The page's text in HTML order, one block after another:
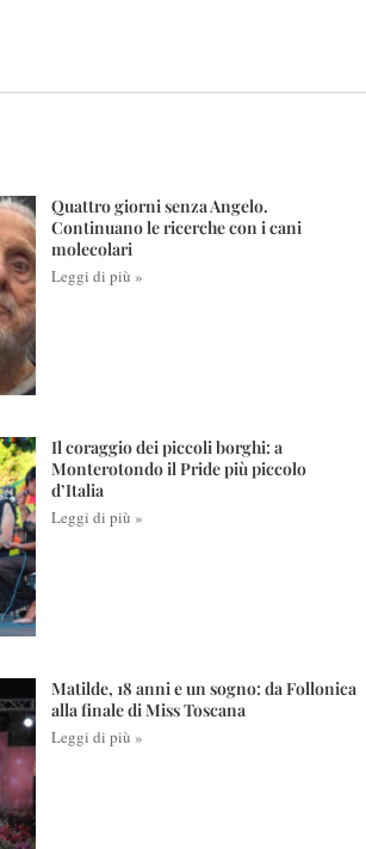
Quattro giorni senza Angelo.
Continuano le ricerche con i cani
molecolari
Leggi di più »
Il coraggio dei piccoli borghi: a
Monterotondo il Pride più piccolo
d’Italia
Leggi di più »
Matilde, 18 anni e un sogno: da Follonica
alla finale di Miss Toscana
Leggi di più »